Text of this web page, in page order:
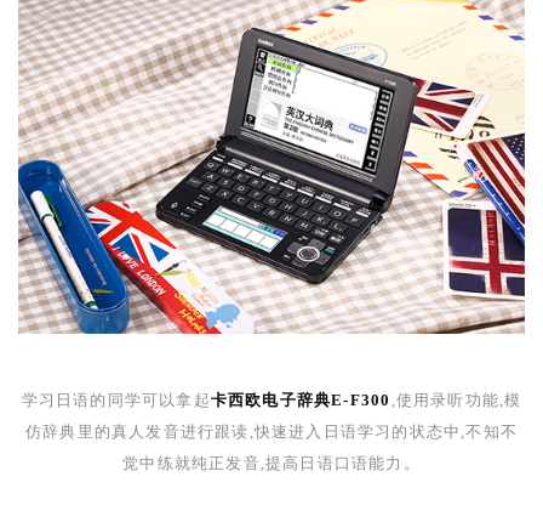
学习日语的同学可以拿起卡西欧电子辞典E-F300 ,使用录听功能,模
仿辞典里的真人发音进行跟读,快速进入日语学习的状态中,不知不
觉中练就纯正发音,提高日语口语能力。